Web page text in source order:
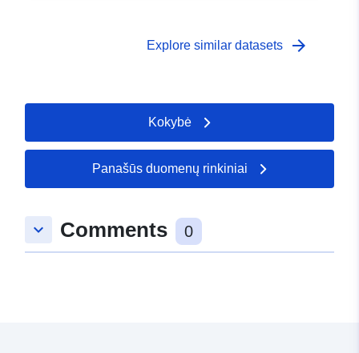
Federalinė klimato apsaugos, aplinkos, energetikos,
Explore similar datasets arrow_forward
Kokybė
Panašūs duomenų rinkiniai
keyboard_arrow_down Comments 0